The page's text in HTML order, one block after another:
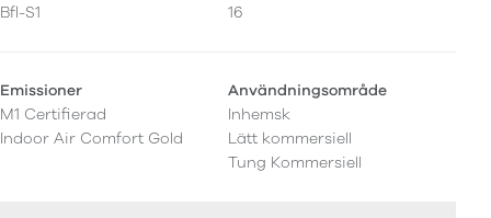
Bfl-S1
16
Emissioner
M1 Certifierad
Indoor Air Comfort Gold
Användningsområde
Inhemsk
Lätt kommersiell
Tung Kommersiell